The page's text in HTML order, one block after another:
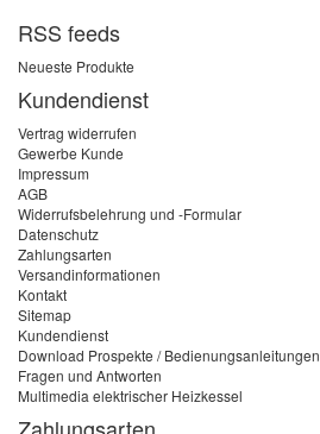
RSS feeds
Neueste Produkte
Kundendienst
Vertrag widerrufen
Gewerbe Kunde
Impressum
AGB
Widerrufsbelehrung und -Formular
Datenschutz
Zahlungsarten
Versandinformationen
Kontakt
Sitemap
Kundendienst
Download Prospekte / Bedienungsanleitungen
Fragen und Antworten
Multimedia elektrischer Heizkessel